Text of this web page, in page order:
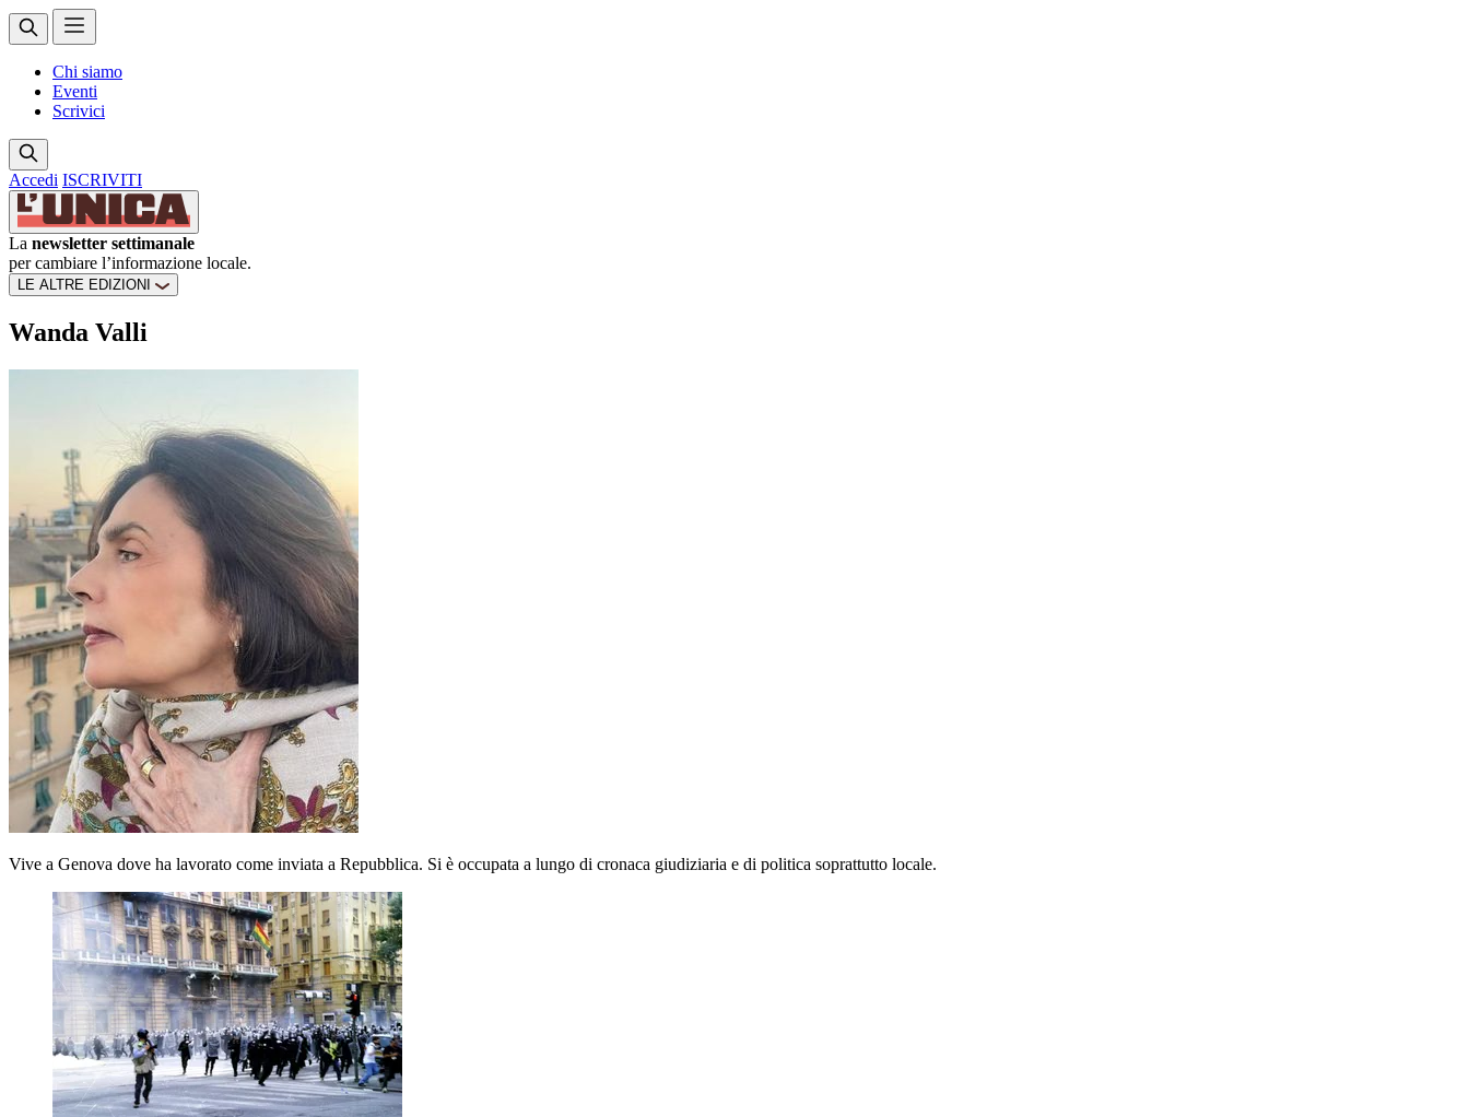
Chi siamo
Eventi
Scrivici
Accedi ISCRIVITI
La newsletter settimanale
per cambiare l’informazione locale.
LE ALTRE EDIZIONI
Wanda Valli
Vive a Genova dove ha lavorato come inviata a Repubblica. Si è occupata a lungo di cronaca giudiziaria e di politica soprattutto locale.